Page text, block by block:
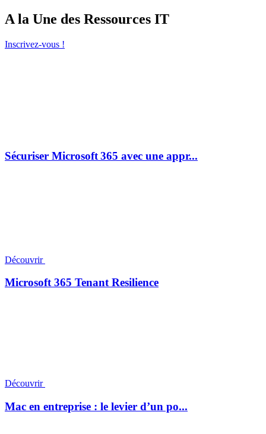
A la Une des Ressources IT
Inscrivez-vous !
Sécuriser Microsoft 365 avec une appr...
Découvrir
Microsoft 365 Tenant Resilience
Découvrir
Mac en entreprise : le levier d’un po...